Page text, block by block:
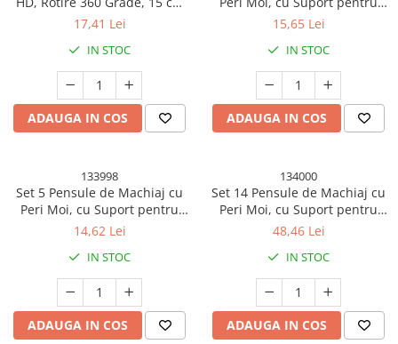
Fitness si sport
Genti Cosmetice si Organizare
Ingrijire par si Accesorii
Perii Electrice
Placi de indreptat parul
Palete Farduri si Truse Make-Up
Suporturi ortopedice si orteze
Kendama si Spinnere
Kendama Chicanos V2 Cupe Mari
Kendama Chicanos V3 King Size
Kendama Frequency V3 King Size
Kendama Legendary
Diametru, Suport Bijuterii
Urechi, 30 x 16.5 x 15 cm,
Alb/Negru
17,41 Lei
IN STOC
ADAUGA IN COS
Depozitare si Oglinda, Roz
15,65 Lei
IN STOC
ADAUGA IN COS
133998
Set 5 Pensule de Machiaj cu
Peri Moi, cu Suport pentru
Depozitare si Oglinda, Roz Pal
14,62 Lei
IN STOC
ADAUGA IN COS
134000
Set 14 Pensule de Machiaj cu
Peri Moi, cu Suport pentru
Depozitare, Bej
48,46 Lei
IN STOC
ADAUGA IN COS